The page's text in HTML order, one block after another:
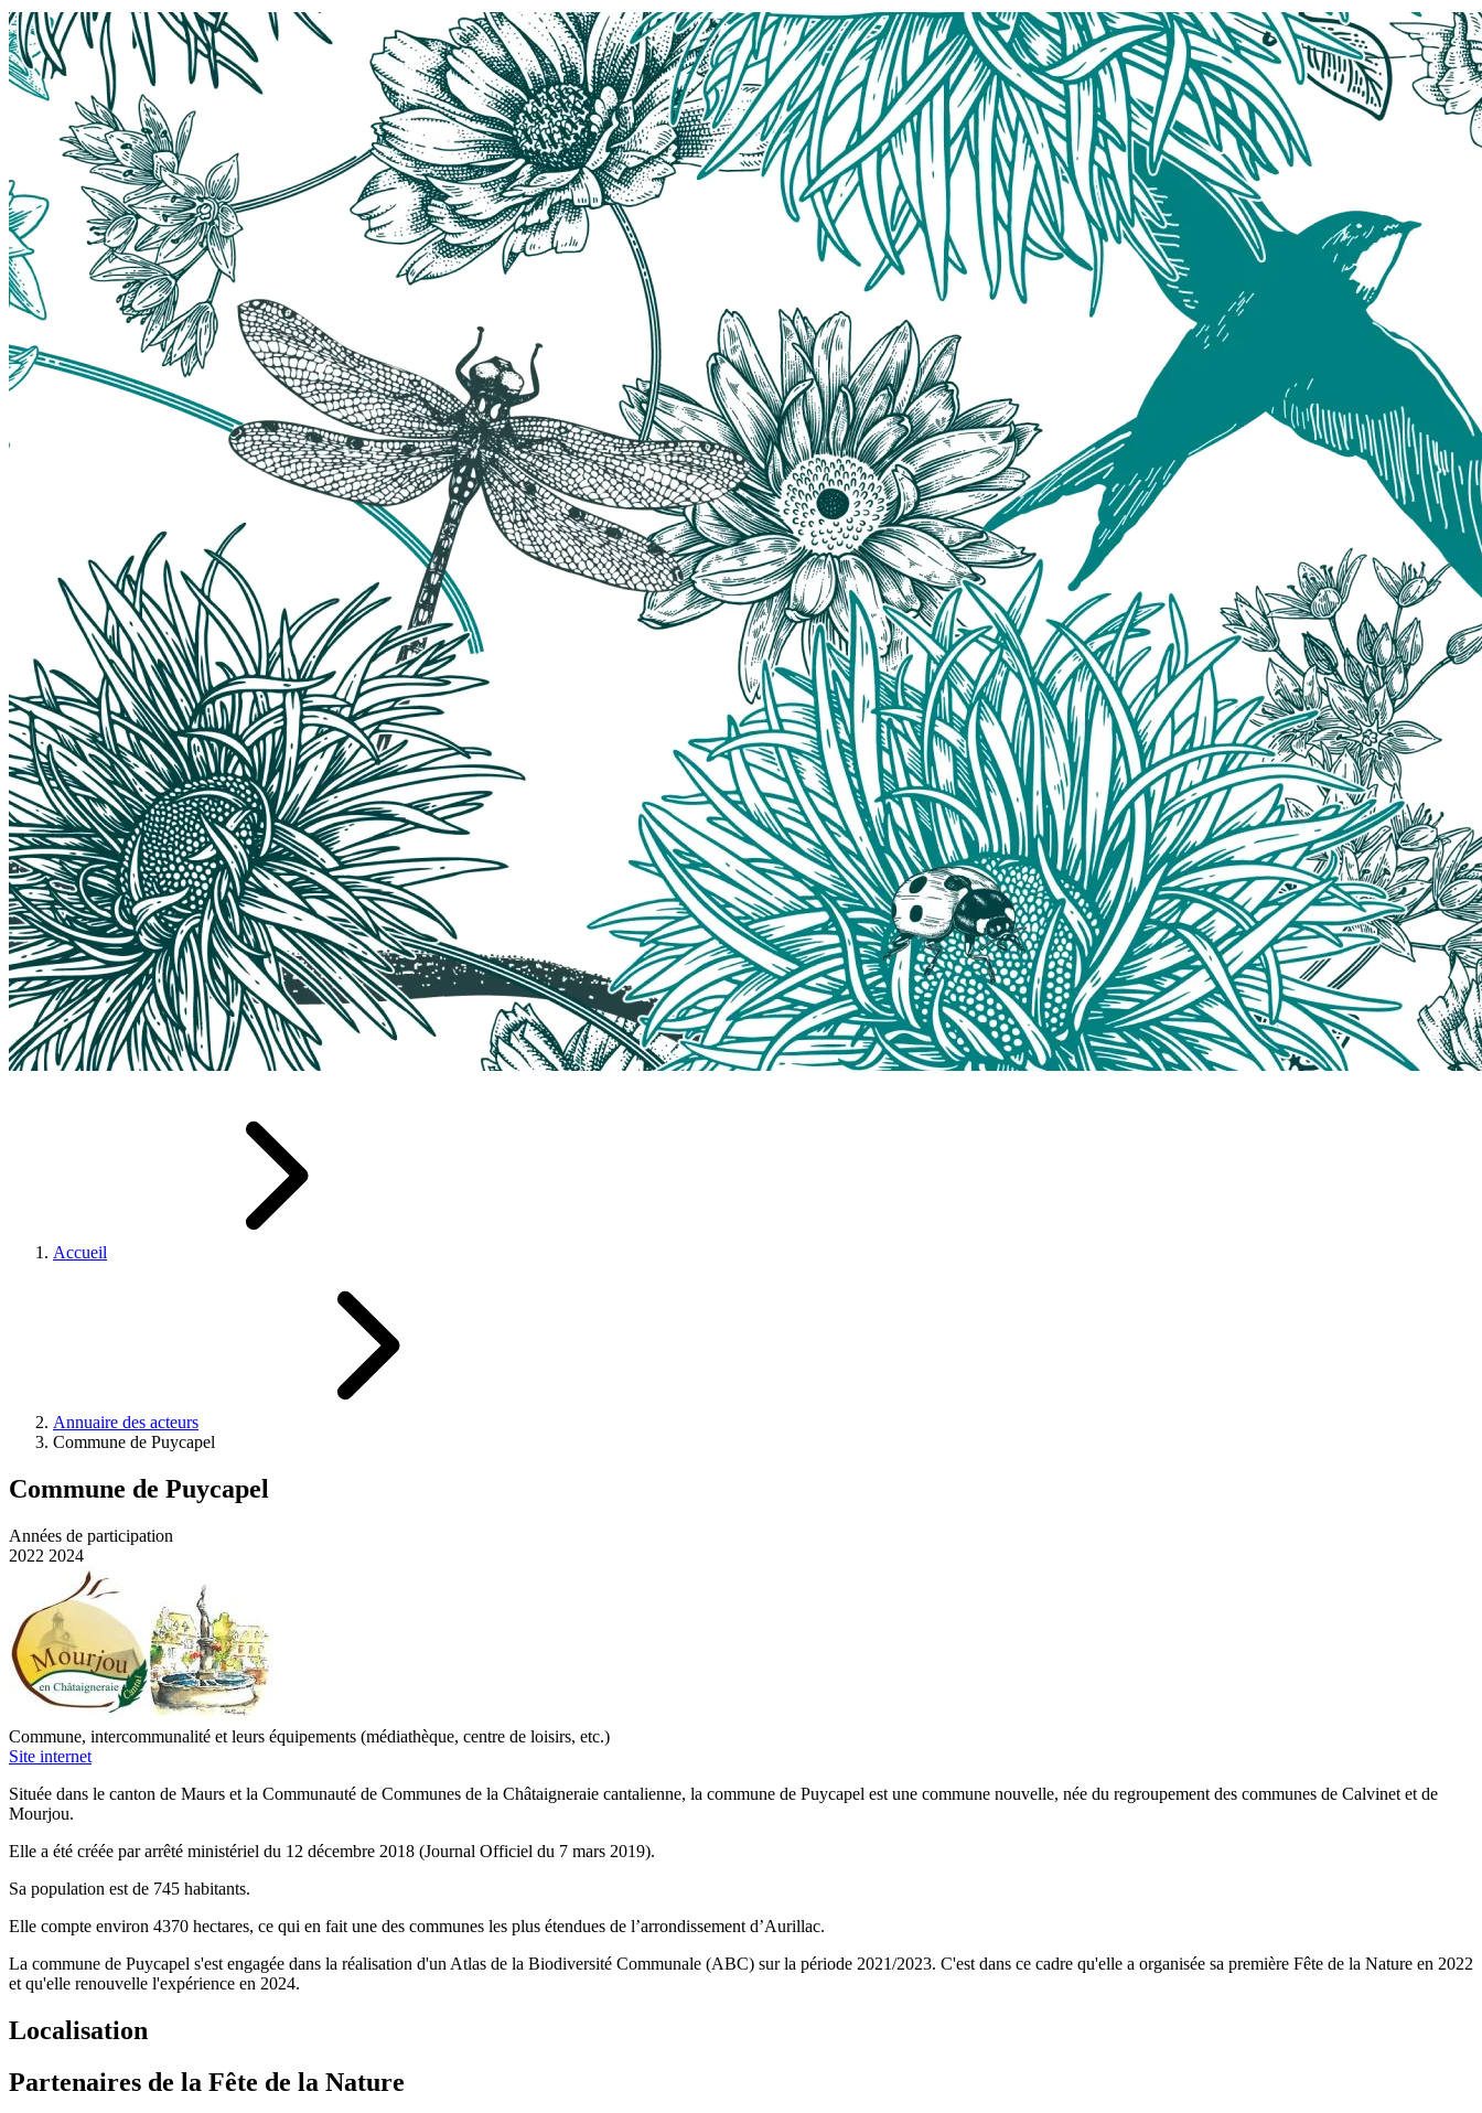
Accueil
Annuaire des acteurs
Commune de Puycapel
Commune de Puycapel
Années de participation
2022 2024
Commune, intercommunalité et leurs équipements (médiathèque, centre de loisirs, etc.)
Site internet
Située dans le canton de Maurs et la Communauté de Communes de la Châtaigneraie cantalienne, la commune de Puycapel est une commune nouvelle, née du regroupement des communes de Calvinet et de
Mourjou.
Elle a été créée par arrêté ministériel du 12 décembre 2018 (Journal Officiel du 7 mars 2019).
Sa population est de 745 habitants.
Elle compte environ 4370 hectares, ce qui en fait une des communes les plus étendues de l’arrondissement d’Aurillac.
La commune de Puycapel s'est engagée dans la réalisation d'un Atlas de la Biodiversité Communale (ABC) sur la période 2021/2023. C'est dans ce cadre qu'elle a organisée sa première Fête de la Nature en 2022
et qu'elle renouvelle l'expérience en 2024.
Localisation
Partenaires de la Fête de la Nature